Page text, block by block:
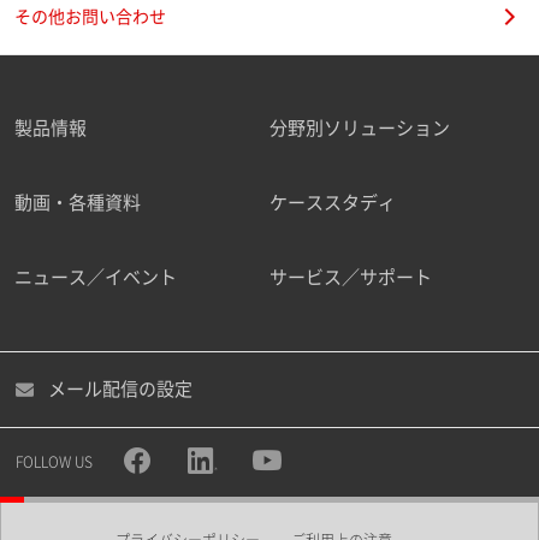
その他お問い合わせ
製品情報 分野別ソリューション
動画・各種資料 ケーススタディ
ニュース／イベント サービス／サポート
メール配信の設定
FOLLOW US